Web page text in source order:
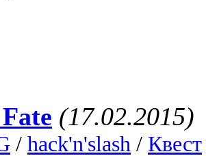
(17.02.2015)
/ hack'n'slash / Квест